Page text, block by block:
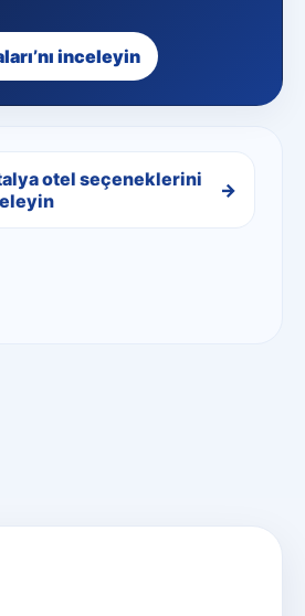
inceleyin
otel seçeneklerini